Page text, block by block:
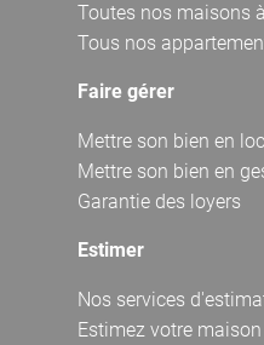
Toutes nos maisons
Tous nos
Faire gérer
Mettre son bien en
Mettre son bien en
Garantie des loyers
Estimer
Nos services
Estimez votre maison